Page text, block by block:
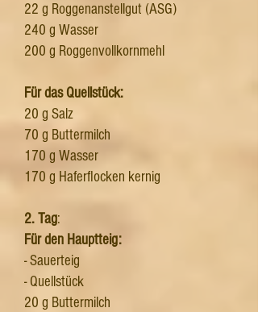
22 g Roggenanstellgut (ASG)
240 g Wasser
200 g Roggenvollkornmehl
Für das Quellstück:
20 g Salz
70 g Buttermilch
170 g Wasser
170 g Haferflocken kernig
2. Tag:
Für den Hauptteig:
- Sauerteig
- Quellstück
20 g Buttermilch